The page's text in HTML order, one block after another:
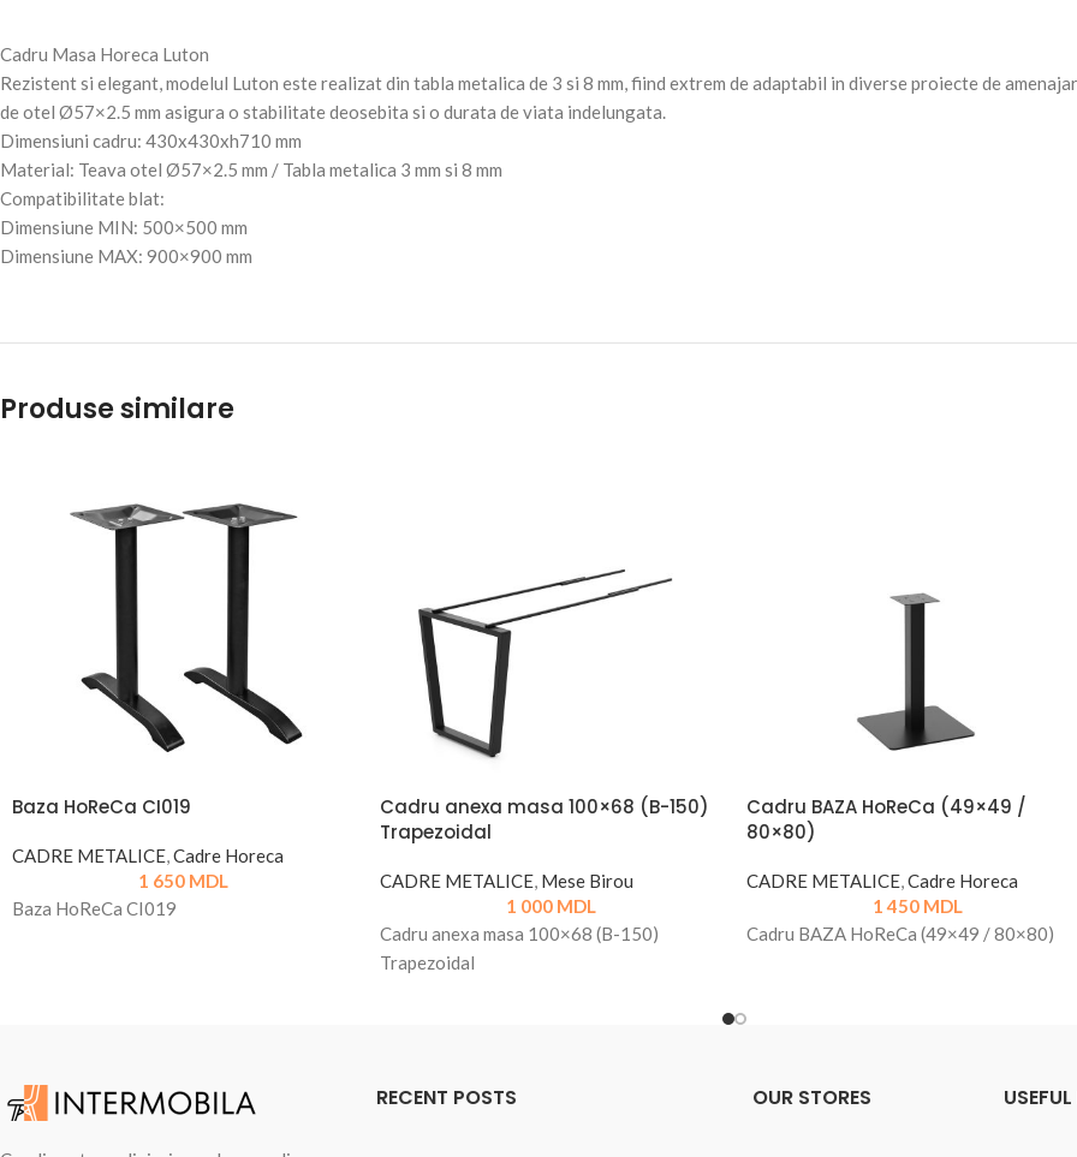
Cadru Masa Horeca Luton
Rezistent si elegant, modelul Luton este realizat din tabla metalica de 3 si 8 mm, fiind extrem de adaptabil in diverse proiecte de
de otel Ø57×2.5 mm asigura o stabilitate deosebita si o durata de viata indelungata.
Dimensiuni cadru: 430x430xh710 mm
Material: Teava otel Ø57×2.5 mm / Tabla metalica 3 mm si 8 mm
Compatibilitate blat:
Dimensiune MIN: 500×500 mm
Dimensiune MAX: 900×900 mm
Produse similare
Baza HoReCa CI019
CADRE METALICE,Cadre Horeca
1 650 MDL
Baza HoReCa CI019
Cadru anexa masa 100×68 (B-150)
Trapezoidal
CADRE METALICE, Mese Birou
1 000 MDL
Cadru anexa masa 100×68 (B-150)
Trapezoidal
Cadru BAZA HoReCa (49×49 /
80×80)
CADRE METALICE,Cadre Horeca
1 450 MDL
Cadru BAZA HoReCa (49×49 / 80×80)
RECENT POSTS OUR STORES